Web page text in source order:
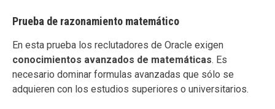
Prueba de razonamiento matemático
En esta prueba los reclutadores de Oracle exigen
conocimientos avanzados de matemáticas. Es
necesario dominar formulas avanzadas que sólo se
adquieren con los estudios superiores o universitarios.